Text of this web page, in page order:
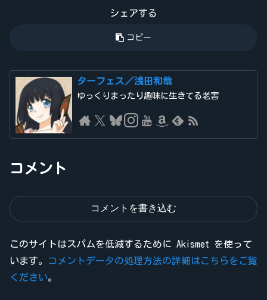
シェアする
コピー
ターフェス／浅田和哉
ゆっくりまったり趣味に生きてる老害
コメント
コメントを書き込む
このサイトはスパムを低減するために Akismet を使って
います。
コメントデータの処理方法の詳細はこちらをご覧
ください。